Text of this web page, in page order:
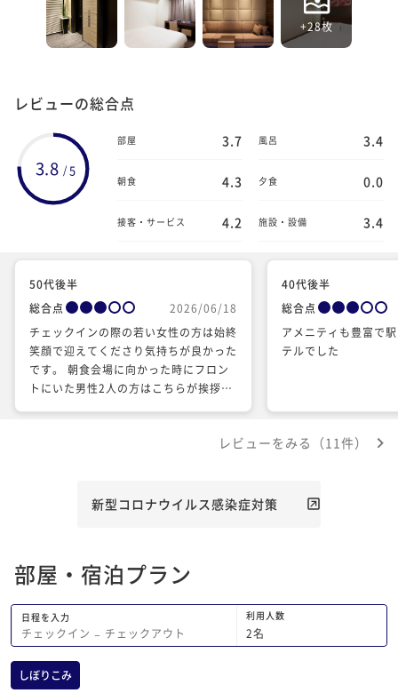
+28枚
レビューの総合点
3.8 /5
部屋 3.7 風呂 3.4
朝食 4.3 夕食 0.0
接客・サービス 4.2 施設・設備 3.4
50代後半
総合点
2026/06/18
チェックインの際の若い女性の方は始終
笑顔で迎えてくださり気持ちが良かった
です。 朝食会場に向かった時にフロン
トにいた男性2人の方はこちらが挨拶す
れましたが、男性の方は女性の方が挨拶
男性の方は感じ良かったです。 ビジネ
40代後半
総合点
アメニティも豊富で
テルでした
レビューをみる（11件）
新型コロナウイルス感染症対策
部屋・宿泊プラン
日程を入力
チェックイン − チェックアウト
利用人数
2名
しぼりこみ